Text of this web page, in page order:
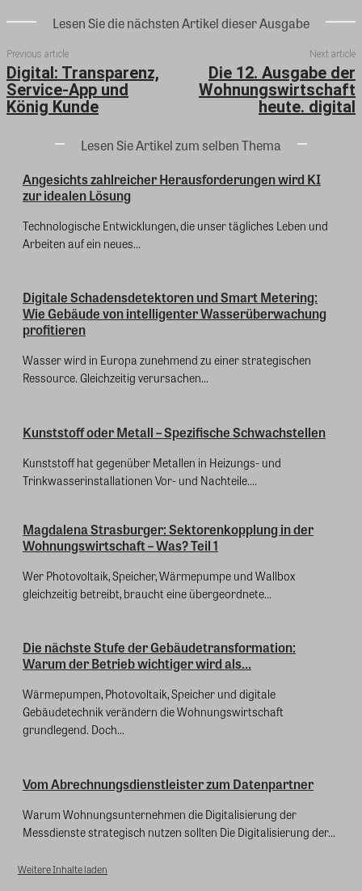
Lesen Sie die nächsten Artikel dieser Ausgabe
Previous article
Digital: Transparenz,
Service-App und
König Kunde
Next article
Die 12. Ausgabe der
Wohnungswirtschaft
heute. digital
Lesen Sie Artikel zum selben Thema
Angesichts zahlreicher Herausforderungen wird KI
zur idealen Lösung
Technologische Entwicklungen, die unser tägliches Leben und
Arbeiten auf ein neues...
Digitale Schadensdetektoren und Smart Metering:
Wie Gebäude von intelligenter Wasserüberwachung
profitieren
Wasser wird in Europa zunehmend zu einer strategischen
Ressource. Gleichzeitig verursachen...
Kunststoff oder Metall – Spezifische Schwachstellen
Kunststoff hat gegenüber Metallen in Heizungs- und
Trinkwasserinstallationen Vor- und Nachteile....
Magdalena Strasburger: Sektorenkopplung in der
Wohnungswirtschaft – Was? Teil 1
Wer Photovoltaik, Speicher, Wärmepumpe und Wallbox
gleichzeitig betreibt, braucht eine übergeordnete...
Die nächste Stufe der Gebäudetransformation:
Warum der Betrieb wichtiger wird als...
Wärmepumpen, Photovoltaik, Speicher und digitale
Gebäudetechnik verändern die Wohnungswirtschaft
grundlegend. Doch...
Vom Abrechnungsdienstleister zum Datenpartner
Warum Wohnungsunternehmen die Digitalisierung der
Messdienste strategisch nutzen sollten Die Digitalisierung der...
Weitere Inhalte laden